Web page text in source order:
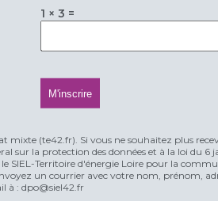
1 × 3 =
mixte (te42.fr). Si vous ne souhaitez plus
la protection des données et à la loi du 6
SIEL-Territoire d'énergie Loire pour la
un courrier avec votre nom, prénom,
à : dpo@siel42.fr